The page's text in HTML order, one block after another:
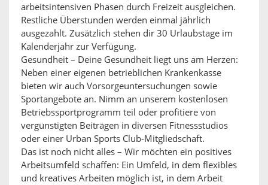
arbeitsintensiven Phasen durch Freizeit ausgleichen.
Restliche Überstunden werden einmal jährlich
ausgezahlt. Zusätzlich stehen dir 30 Urlaubstage im
Kalenderjahr zur Verfügung.
Gesundheit – Deine Gesundheit liegt uns am Herzen:
Neben einer eigenen betrieblichen Krankenkasse
bieten wir auch Vorsorgeuntersuchungen sowie
Sportangebote an. Nimm an unserem kostenlosen
Betriebssportprogramm teil oder profitiere von
vergünstigten Beiträgen in diversen Fitnessstudios
oder einer Urban Sports Club-Mitgliedschaft.
Das ist noch nicht alles – Wir möchten ein positives
Arbeitsumfeld schaffen: Ein Umfeld, in dem flexibles
und kreatives Arbeiten möglich ist, in dem Arbeit